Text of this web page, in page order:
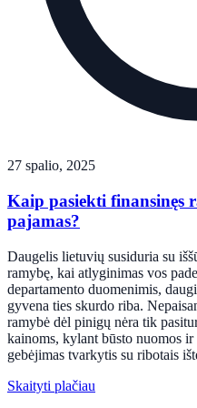
27 spalio, 2025
Kaip pasiekti finansinęs
pajamas?
Daugelis lietuvių susiduria su
ramybę, kai atlyginimas vos
departamento duomenimis,
gyvena ties skurdo riba.
ramybė dėl pinigų nėra tik
kainoms, kylant būsto nuomos
gebėjimas tvarkytis su ribotais
Skaityti plačiau